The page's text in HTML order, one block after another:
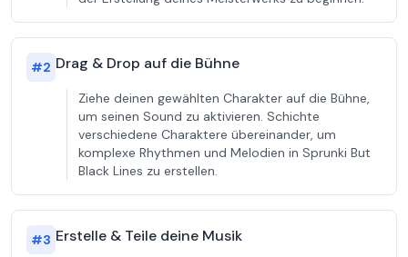
#2 Drag & Drop auf die Bühne
Ziehe deinen gewählten Charakter auf die Bühne,
um seinen Sound zu aktivieren. Schichte
verschiedene Charaktere übereinander, um
komplexe Rhythmen und Melodien in Sprunki But
Black Lines zu erstellen.
#3 Erstelle & Teile deine Musik